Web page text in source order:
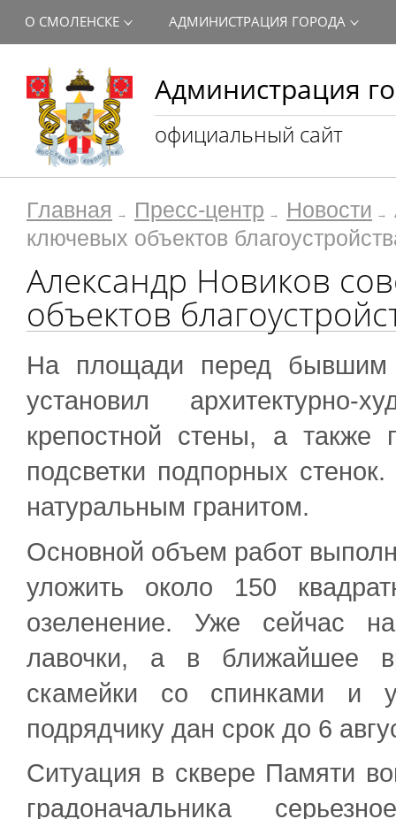
Администрация
официальный сайт
О СМОЛЕНСКЕ АДМИНИСТРАЦИЯ ГОРОДА
Главная Пресс-центр Новости
ключевых объектов
Александр Новиков
объектов
На площади перед бывшим
установил архитектурно-
крепостной стены, а также
подсветки подпорных
натуральным гранитом.
Основной объем работ
уложить около 150
озеленение. Уже сейчас
лавочки, а в ближайшее
скамейки со спинками и
подрядчику дан срок до 6
Ситуация в сквере Памяти
градоначальника